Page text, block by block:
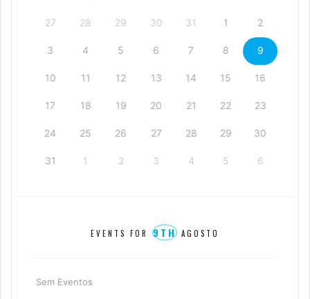
27 28 29 30 31 1 2
3 4 5 6 7 8 9
10 11 12 13 14 15 16
17 18 19 20 21 22 23
24 25 26 27 28 29 30
31 1 2 3 4 5 6
EVENTS FOR 9TH AGOSTO
Sem Eventos